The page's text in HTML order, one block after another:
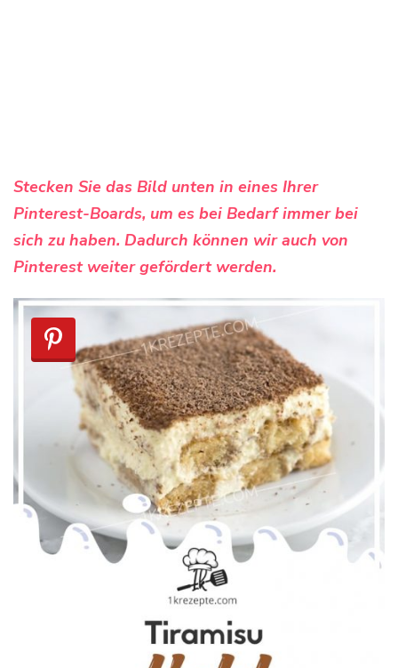
Stecken Sie das Bild unten in eines Ihrer
Pinterest-Boards, um es bei Bedarf immer bei
sich zu haben. Dadurch können wir auch von
Pinterest weiter gefördert werden.